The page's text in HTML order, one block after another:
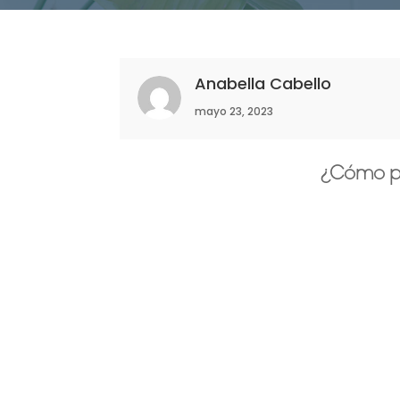
Anabella Cabello
mayo 23, 2023
¿Cómo